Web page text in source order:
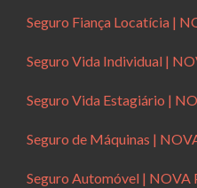
Seguro Fiança Locatícia |
Seguro Vida Individual |
Seguro Vida Estagiário |
Seguro de Máquinas |
Seguro Automóvel | NOVA